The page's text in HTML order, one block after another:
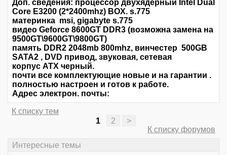
Доп. сведения: процессор двухядерный Intel Dual
Core E3200 (2*2400mhz) BOX. s.775
материнка msi, gigabyte s.775
видео Geforce 8600GT DDR3 (возможна замена на
9500GT\9600GT\9800GT)
память DDR2 2048mb 800mhz, винчестер 500GB
SATA2 , DVD привод, звуковая, сетевая
корпус ATX черный.
почти все комплектующие новые и на гарантии .
полностью настроен и готов к работе.
Адрес электрон. почты:
К списку тем
1
2
>
К списку форумов
Интересные темы